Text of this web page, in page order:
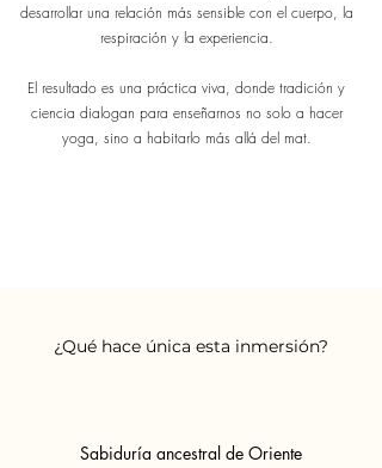
desarrollar una relación más sensible con el cuerpo, la
respiración y la experiencia.
El resultado es una práctica viva, donde tradición y
ciencia dialogan para enseñarnos no solo a hacer
yoga, sino a habitarlo más allá del mat.
¿Qué hace única esta inmersión?
Sabiduría ancestral de Oriente